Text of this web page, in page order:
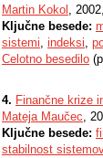
Martin Kokol ,
Ključne besede:
sistemi, indeksi,
Celotno besedilo
4. Finančne krize
Mateja Maučec,
Ključne besede:
stabilnost